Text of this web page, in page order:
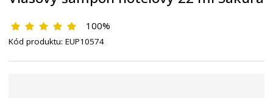
t
r
100%
Kód produktu:EUP10574